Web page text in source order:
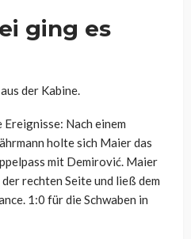
ging es
der Kabine.
Nach einem
holte sich Maier das
mit Demirović. Maier
rechten Seite und ließ dem
1:0 für die Schwaben in